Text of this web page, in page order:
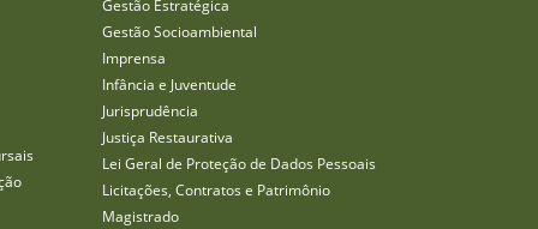
Gestão Estratégica
Gestão Socioambiental
Imprensa
Infância e Juventude
Jurisprudência
Justiça Restaurativa
Lei Geral de Proteção de Dados Pessoais
Licitações, Contratos e Patrimônio
Magistrado